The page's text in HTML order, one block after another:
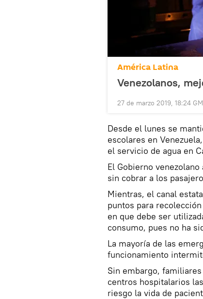
América Latina
Venezolanos,
27 de marzo 2019, 18:24
Desde el lunes se
escolares en
el servicio de agua en
El Gobierno
sin cobrar a los
Mientras, el canal
puntos para
en que debe ser
consumo, pues no ha
La mayoría de las
funcionamiento
Sin embargo,
centros hospitalarios
riesgo la vida de